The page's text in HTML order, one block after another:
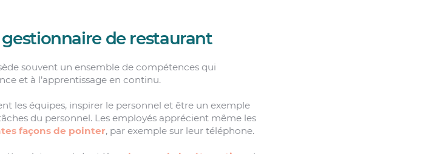
gestionnaire de restaurant
souvent un ensemble de compétences qui
et à l’apprentissage en continu.
les équipes, inspirer le personnel et être un exemple
du personnel. Les employés apprécient même les
façons de pointer, par exemple sur leur téléphone.